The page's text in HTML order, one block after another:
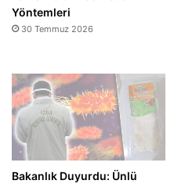
Yöntemleri
30 Temmuz 2026
Bakanlık Duyurdu: Ünlü